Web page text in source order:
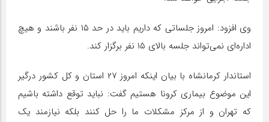
وی افزود: امروز جلساتی که داریم باید در حد ۱۵ نفر باشند و هیچ
اداره‌ای نمی‌تواند جلسه بالای ۱۵ نفر برگزار کند.
استاندار کرمانشاه با بیان اینکه امروز ۲۷ استان و کل کشور درگیر
این موضوع بیماری کرونا هستیم گفت: نباید توقع داشته باشیم
که تهران و از مرکز مشکلات ما را حل کنند بلکه نیازمند یک